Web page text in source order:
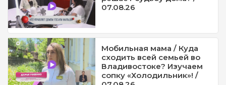
07.08.26
Мобильная мама / Куда
сходить всей семьей во
Владивостоке? Изучаем
сопку «Холодильник»! /